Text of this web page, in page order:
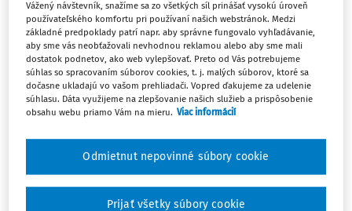
Na účely tohto zákona sa rozumie
a) jednorazovým obalom na nápoje obal na nápoje2)
určený na jedno použitie,
b) zálohovaným jednorazovým obalom na nápoje obal
c) výrobcom obalov výrobca obalov podľa osobitného
ktorý uvádza na trh nápoje v zálohovaných
Vážený návštevník, snažíme sa zo všetkých síl prinášať vysokú úroveň
používateľského komfortu pri používaní našich webstránok. Medzi
základné predpoklady patrí napr. aby správne fungovalo vyhľadávanie,
aby sme vás neobťažovali nevhodnou reklamou alebo aby sme mali
dostatok podnetov, ako web vylepšovať. Preto od Vás potrebujeme
súhlas so spracovaním súborov cookies, t. j. malých súborov, ktoré sa
dočasne ukladajú vo vašom prehliadači. Vopred ďakujeme za udelenie
súhlasu. Dáta využijeme na zlepšovanie našich služieb a prispôsobenie
obsahu webu priamo Vám na mieru. Viac informácií
Odmietnut nepovinné súbory cookie
Prijať všetky súbory cookie